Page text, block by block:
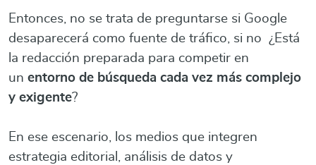
Entonces, no se trata de preguntarse si Google
desaparecerá como fuente de tráfico, si no ¿Está
la redacción preparada para competir en
un entorno de búsqueda cada vez más complejo
y exigente?
En ese escenario, los medios que integren
estrategia editorial, análisis de datos y